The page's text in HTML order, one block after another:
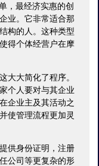
，最经济实惠的创
业。它非常适合那
构的人。这种类型
得个体经营户在摩
大大简化了程序。
个人要对与其企业
企业主及其活动之
使管理流程更加灵
供身份证明，注册
公司等更复杂的形